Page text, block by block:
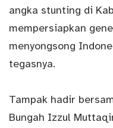
angka stunting di
mempersiapkan
menyongsong
tegasnya.
Tampak hadir
Bungah Izzul